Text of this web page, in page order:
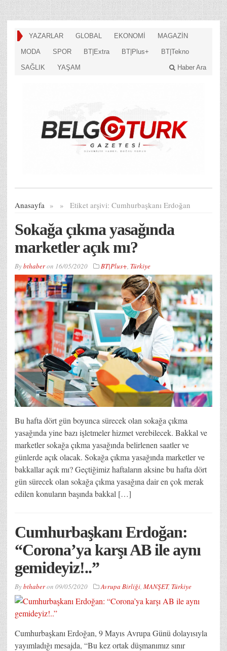
YAZARLAR GLOBAL EKONOMİ MAGAZİN
MODA SPOR BT|Extra BT|Plus+ BT|Tekno
SAĞLIK YAŞAM Haber Ara
Anasayfa » Etiket arşivi:
» Cumhurbaşkanı Erdoğan
Sokağa çıkma yasağında
marketler açık mı?
Bybthaberon 16/05/2020 BT|Plus+, Türkiye
Bu hafta dört gün boyunca sürecek olan sokağa çıkma
yasağında yine bazı işletmeler hizmet verebilecek. Bakkal ve
marketler sokağa çıkma yasağında belirlenen saatler ve
günlerde açık olacak. Sokağa çıkma yasağında marketler ve
bakkallar açık mı? Geçtiğimiz haftaların aksine bu hafta dört
gün sürecek olan sokağa çıkma yasağına dair en çok merak
edilen konuların başında bakkal […]
Cumhurbaşkanı Erdoğan:
“Corona’ya karşı AB ile aynı
gemideyiz!..”
Bybthaberon 09/05/2020 Avrupa Birliği, MANŞET, Türkiye
Cumhurbaşkanı Erdoğan, 9 Mayıs Avrupa Günü dolayısıyla
yayımladığı mesajda, “Bu kez ortak düşmanımız sınır